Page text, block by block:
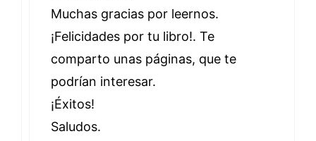
Muchas gracias por leernos.
¡Felicidades por tu libro!. Te
comparto unas páginas, que te
podrían interesar.
¡Éxitos!
Saludos.